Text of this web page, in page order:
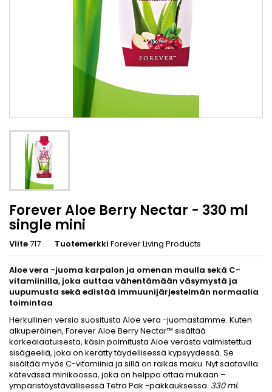
Forever Aloe Berry Nectar - 330 ml
single mini
Viite717 Tuotemerkki Forever Living Products
Aloe vera -juoma karpalon ja omenan maulla sekä C-
vitamiinilla, joka auttaa vähentämään väsymystä ja
uupumusta sekä edistää immuunijärjestelmän normaalia
toimintaa
Herkullinen versio suositusta Aloe vera -juomastamme. Kuten
alkuperäinen, Forever Aloe Berry Nectar™ sisältää
korkealaatuisesta, käsin poimitusta Aloe verasta valmistettua
sisägeeliä, joka on kerätty täydellisessä kypsyydessä. Se
sisältää myös C-vitamiinia ja sillä on raikas maku. Nyt saatavilla
kätevässä minikoossa, joka on helppo ottaa mukaan –
ympäristöystävällisessä Tetra Pak -pakkauksessa. 330 ml.